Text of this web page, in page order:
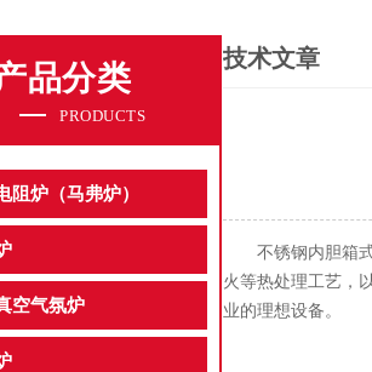
品分类
PRODUCTS
阻炉（马弗炉）
空气氛炉
技术文章
不锈钢内胆箱式
火等热处理工艺，
业的理想设备。